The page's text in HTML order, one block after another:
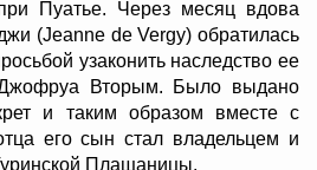
Пуатье. Через месяц вдова
(Jeanne de Vergy) обратилась
узаконить наследство ее
Вторым. Было выдано
и таким образом вместе с
его сын стал владельцем и
Плащаницы.